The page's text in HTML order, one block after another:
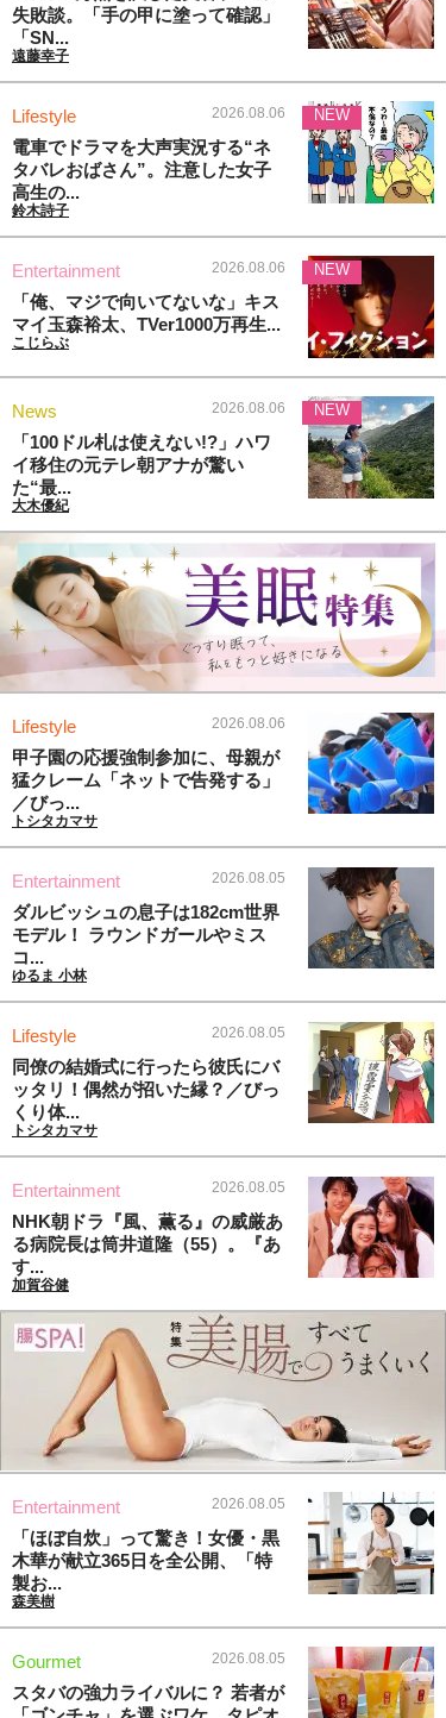
失敗談。「手の甲に塗って確認」
「SN...
遠藤幸子
Lifestyle 2026.08.06
電車でドラマを大声実況する“ネ
タバレおばさん”。注意した女子
高生の...
鈴木詩子
NEW
Entertainment 2026.08.06
「俺、マジで向いてないな」キス
マイ玉森裕太、TVer1000万再生...
こじらぶ
NEW
News 2026.08.06
「100ドル札は使えない!?」ハワ
イ移住の元テレ朝アナが驚い
た“最...
大木優紀
NEW
Lifestyle 2026.08.06
甲子園の応援強制参加に、母親が
猛クレーム「ネットで告発する」
／びっ...
トシタカマサ
Entertainment 2026.08.05
ダルビッシュの息子は182cm世界
モデル！ ラウンドガールやミス
コ...
ゆるま 小林
Lifestyle 2026.08.05
同僚の結婚式に行ったら彼氏にバ
ッタリ！偶然が招いた縁？／びっ
くり体...
トシタカマサ
Entertainment 2026.08.05
NHK朝ドラ『風、薫る』の威厳あ
る病院長は筒井道隆（55）。『あ
す...
加賀谷健
Entertainment 2026.08.05
「ほぼ自炊」って驚き！女優・黒
木華が献立365日を全公開、「特
製お...
森美樹
Gourmet 2026.08.05
スタバの強力ライバルに？ 若者が